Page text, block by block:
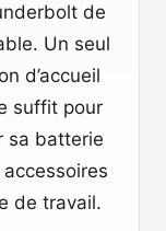
de
Un seul
d’accueil
suffit pour
sa batterie
de travail.